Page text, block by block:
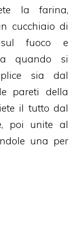
la farina,
cucchiaio di
sul fuoco e
quando si
sia dal
pareti della
il tutto dal
poi unite al
una per